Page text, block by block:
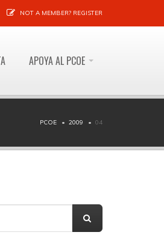
NOT A MEMBER? REGISTER
APOYA AL PCOE
PCOE 2009 04